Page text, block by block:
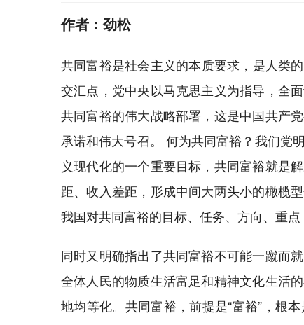
作者：劲松
共同富裕是社会主义的本质要求，是人类
交汇点，党中央以马克思主义为指导，全
共同富裕的伟大战略部署，这是中国共产
承诺和伟大号召。 何为共同富裕？我们党
义现代化的一个重要目标，共同富裕就是
距、收入差距，形成中间大两头小的橄榄
我国对共同富裕的目标、任务、方向、重点
同时又明确指出了共同富裕不可能一蹴而
全体人民的物质生活富足和精神文化生活
地均等化。共同富裕，前提是“富裕”，根本